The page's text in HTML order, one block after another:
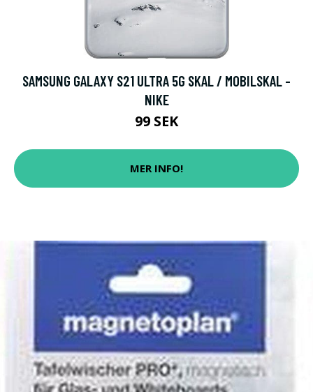
SAMSUNG GALAXY S21 ULTRA 5G SKAL / MOBILSKAL -
NIKE
99 SEK
MER INFO!